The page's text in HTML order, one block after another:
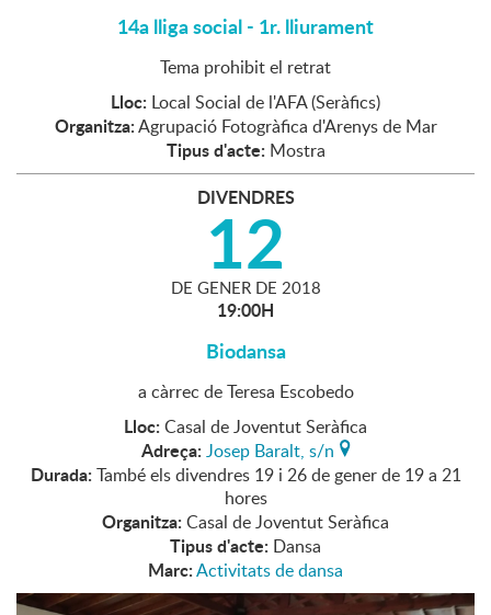
14a lliga social - 1r. lliurament
Tema prohibit el retrat
Lloc: Local Social de l'AFA (Seràfics)
Organitza:Agrupació Fotogràfica d'Arenys de Mar
Tipus d'acte: Mostra
DIVENDRES
12
DE GENER DE 2018
19:00H
Biodansa
a càrrec de Teresa Escobedo
Lloc: Casal de Joventut Seràfica
Adreça: Josep Baralt, s/n
Durada: També els divendres 19 i 26 de gener de 19 a 21
hores
Organitza: Casal de Joventut Seràfica
Tipus d'acte: Dansa
Marc:Activitats de dansa